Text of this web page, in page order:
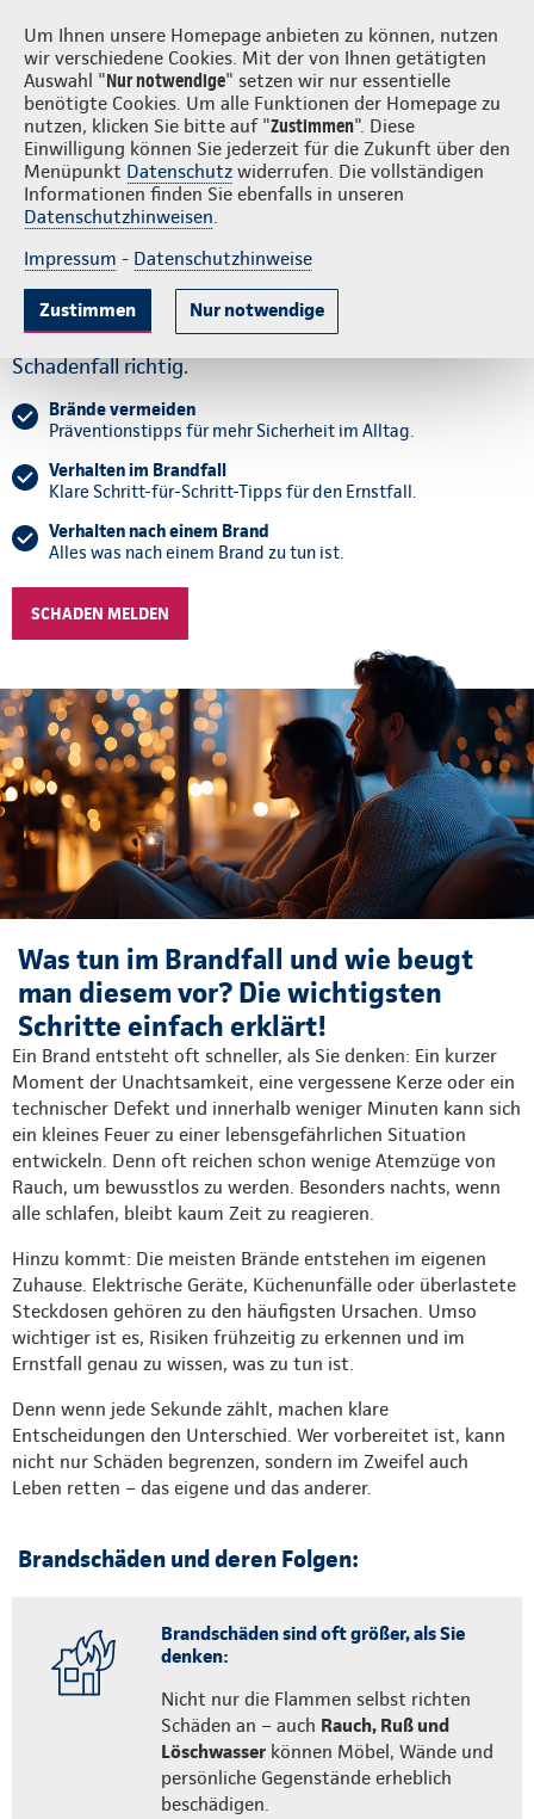
Um Ihnen unsere Homepage anbieten zu können, nutzen
wir verschiedene Cookies. Mit der von Ihnen getätigten
Auswahl "Nur notwendige" setzen wir nur essentielle
benötigte Cookies. Um alle Funktionen der Homepage zu
nutzen, klicken Sie bitte auf "Zustimmen". Diese
Einwilligung können Sie jederzeit für die Zukunft über den
Menüpunkt Datenschutz widerrufen. Die vollständigen
Informationen finden Sie ebenfalls in unseren
Datenschutzhinweisen.
Impressum - Datenschutzhinweise
Zustimmen Nur notwendige
Continentale vor Ort
Brände vorbeugen Im Brandfall Brandschaden melden Mehr
Wenn es brennt: Schnell
richtig handeln
So beugen Sie Brandschäden vor und reagieren im
Schadenfall richtig.
Brände vermeiden
Präventionstipps für mehr Sicherheit im Alltag.
Verhalten im Brandfall
Klare Schritt-für-Schritt-Tipps für den Ernstfall.
Verhalten nach einem Brand
Alles was nach einem Brand zu tun ist.
SCHADEN MELDEN
Was tun im Brandfall und wie beugt
man diesem vor? Die wichtigsten
Schritte einfach erklärt!
Ein Brand entsteht oft schneller, als Sie denken: Ein kurzer
Moment der Unachtsamkeit, eine vergessene Kerze oder ein
technischer Defekt und innerhalb weniger Minuten kann sich
ein kleines Feuer zu einer lebensgefährlichen Situation
entwickeln. Denn oft reichen schon wenige Atemzüge von
Rauch, um bewusstlos zu werden. Besonders nachts, wenn
alle schlafen, bleibt kaum Zeit zu reagieren.
Hinzu kommt: Die meisten Brände entstehen im eigenen
Zuhause. Elektrische Geräte, Küchenunfälle oder überlastete
Steckdosen gehören zu den häufigsten Ursachen. Umso
wichtiger ist es, Risiken frühzeitig zu erkennen und im
Ernstfall genau zu wissen, was zu tun ist.
Denn wenn jede Sekunde zählt, machen klare
Entscheidungen den Unterschied. Wer vorbereitet ist, kann
nicht nur Schäden begrenzen, sondern im Zweifel auch
Leben retten – das eigene und das anderer.
Brandschäden und deren Folgen:
Brandschäden sind oft größer, als Sie
denken:
Nicht nur die Flammen selbst richten
Schäden an – auch Rauch, Ruß und
Löschwasser können Möbel, Wände und
persönliche Gegenstände erheblich
beschädigen.